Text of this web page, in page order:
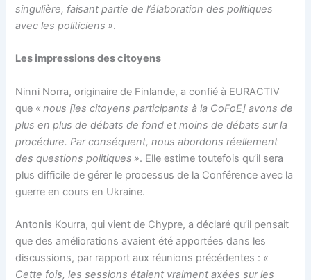
singulière, faisant partie de l’élaboration des politiques
avec les politiciens ».
Les impressions des citoyens
Ninni Norra, originaire de Finlande, a confié à EURACTIV
que « nous [les citoyens participants à la CoFoE] avons de
plus en plus de débats de fond et moins de débats sur la
procédure. Par conséquent, nous abordons réellement
des questions politiques ». Elle estime toutefois qu’il sera
plus difficile de gérer le processus de la Conférence avec la
guerre en cours en Ukraine.
Antonis Kourra, qui vient de Chypre, a déclaré qu’il pensait
que des améliorations avaient été apportées dans les
discussions, par rapport aux réunions précédentes : «
Cette fois, les sessions étaient vraiment axées sur les